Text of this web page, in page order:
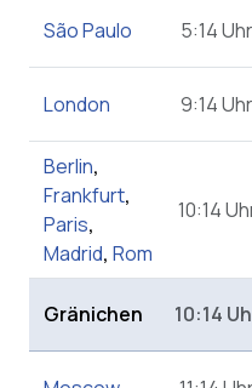
São Paulo 5:14 Uhr
London 9:14 Uhr
Berlin,
Frankfurt,
Paris,
Madrid, Rom
10:14
Gränichen 10:14